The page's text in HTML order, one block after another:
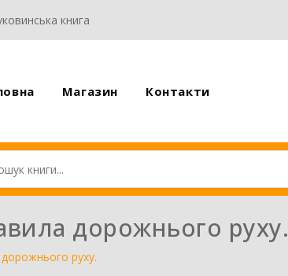
книга
Магазин Контакти
дорожнього руху.
руху.